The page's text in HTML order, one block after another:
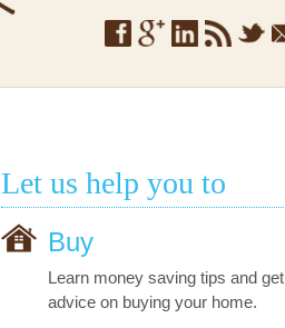
Let us help you to
Buy
Learn money saving tips and get
advice on buying your home.